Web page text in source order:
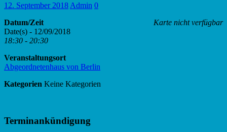
12. September 2018 Admin 0
Karte nicht verfügbar
Datum/Zeit
Date(s) - 12/09/2018
18:30 - 20:30
Veranstaltungsort
Abgeordnetenhaus von Berlin
Kategorien Keine Kategorien
Terminankündigung